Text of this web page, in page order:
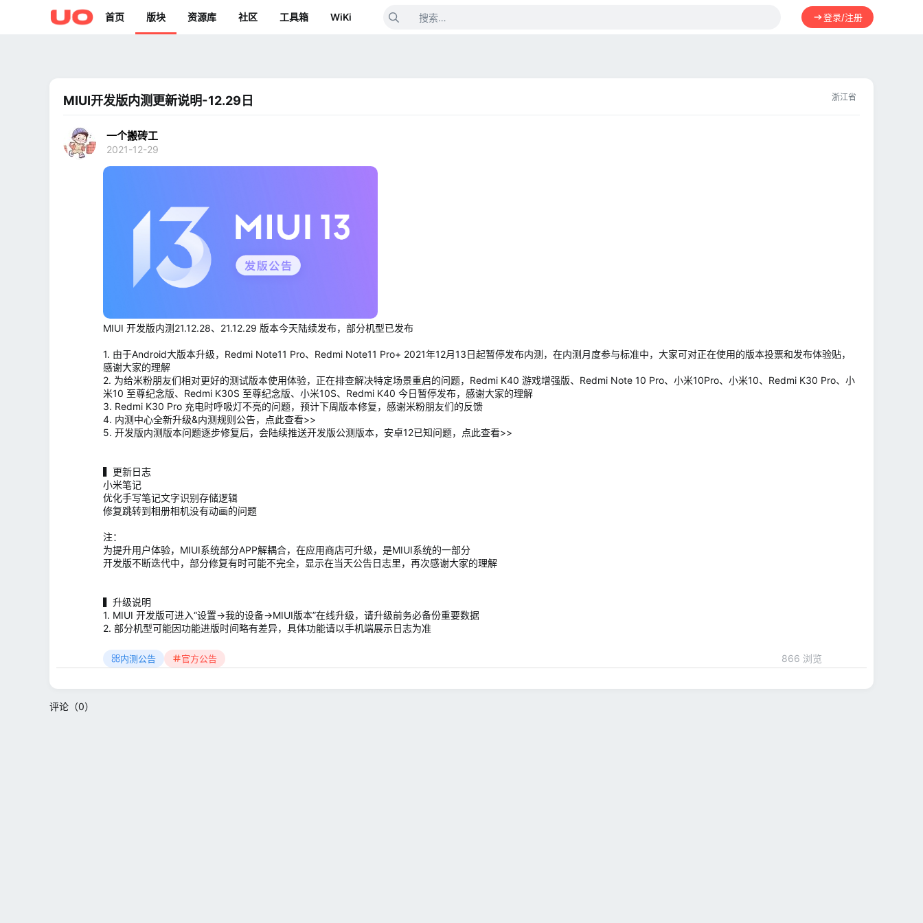
首页 版块 资源库 社区 工具箱 WiKi 登录/注册
MIUI开发版内测更新说明-12.29日
一个搬砖工
2021-12-29
浙江省
MIUI 开发版内测21.12.28、21.12.29 版本今天陆续发布，部分机型已发布
1. 由于Android大版本升级，Redmi Note11 Pro、Redmi Note11 Pro+ 2021年12月13日起暂停发布内测，在内测月度参与标准中，大家可对正在使用的版本投票和发布体验贴，
感谢大家的理解
2. 为给米粉朋友们相对更好的测试版本使用体验，正在排查解决特定场景重启的问题，Redmi K40 游戏增强版、Redmi Note 10 Pro、小米10Pro、小米10、Redmi K30 Pro、小
米10 至尊纪念版、Redmi K30S 至尊纪念版、小米10S、Redmi K40 今日暂停发布，感谢大家的理解
3. Redmi K30 Pro 充电时呼吸灯不亮的问题，预计下周版本修复，感谢米粉朋友们的反馈
4. 内测中心全新升级&内测规则公告，点此查看>>
5. 开发版内测版本问题逐步修复后，会陆续推送开发版公测版本，安卓12已知问题，点此查看>>
▍更新日志
小米笔记
优化手写笔记文字识别存储逻辑
修复跳转到相册相机没有动画的问题
注：
为提升用户体验，MIUI系统部分APP解耦合，在应用商店可升级，是MIUI系统的一部分
开发版不断迭代中，部分修复有时可能不完全，显示在当天公告日志里，再次感谢大家的理解
▍升级说明
1. MIUI 开发版可进入“设置→我的设备→MIUI版本”在线升级，请升级前务必备份重要数据
2. 部分机型可能因功能进版时间略有差异，具体功能请以手机端展示日志为准
内测公告 官方公告 866 浏览
评论（0）